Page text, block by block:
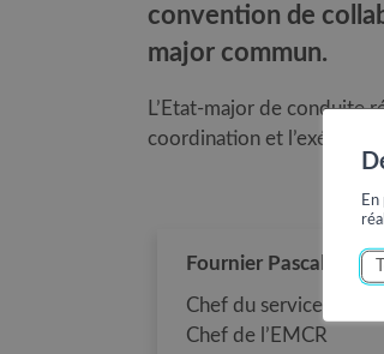
convention de
major commun.
L’Etat-major de conduite
coordination et
Fournier Pascal
Chef du service
Chef de l’EMCR